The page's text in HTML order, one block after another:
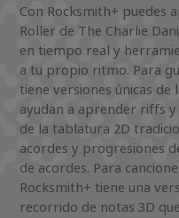
Con Rocksmith+ puedes
Roller de The Charlie
en tiempo real y
a tu propio ritmo. Para
tiene versiones únicas
ayudan a aprender riffs
de la tablatura 2D
acordes y progresiones
de acordes. Para
Rocksmith+ tiene una
recorrido de notas 3D